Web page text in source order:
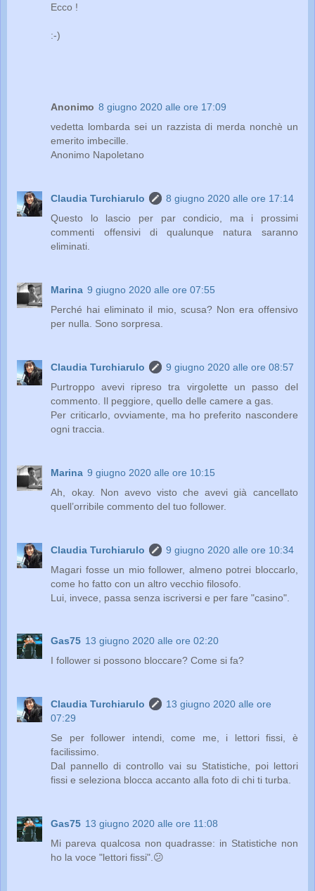
Ecco !
:-)
Anonimo 8 giugno 2020 alle ore 17:09
vedetta lombarda sei un razzista di merda nonchè un
emerito imbecille.
Anonimo Napoletano
Claudia Turchiarulo
8 giugno 2020 alle ore 17:14
Questo lo lascio per par condicio, ma i prossimi
commenti offensivi di qualunque natura saranno
eliminati.
Marina 9 giugno 2020 alle ore 07:55
Perché hai eliminato il mio, scusa? Non era offensivo
per nulla. Sono sorpresa.
Claudia Turchiarulo
9 giugno 2020 alle ore 08:57
Purtroppo avevi ripreso tra virgolette un passo del
commento. Il peggiore, quello delle camere a gas.
Per criticarlo, ovviamente, ma ho preferito nascondere
ogni traccia.
Marina 9 giugno 2020 alle ore 10:15
Ah, okay. Non avevo visto che avevi già cancellato
quell’orribile commento del tuo follower.
Claudia Turchiarulo
9 giugno 2020 alle ore 10:34
Magari fosse un mio follower, almeno potrei bloccarlo,
come ho fatto con un altro vecchio filosofo.
Lui, invece, passa senza iscriversi e per fare "casino".
Gas75 13 giugno 2020 alle ore 02:20
I follower si possono bloccare? Come si fa?
Claudia Turchiarulo
13 giugno 2020 alle ore
07:29
Se per follower intendi, come me, i lettori fissi, è
facilissimo.
Dal pannello di controllo vai su Statistiche, poi lettori
fissi e seleziona blocca accanto alla foto di chi ti turba.
Gas75 13 giugno 2020 alle ore 11:08
Mi pareva qualcosa non quadrasse: in Statistiche non
ho la voce "lettori fissi".😕